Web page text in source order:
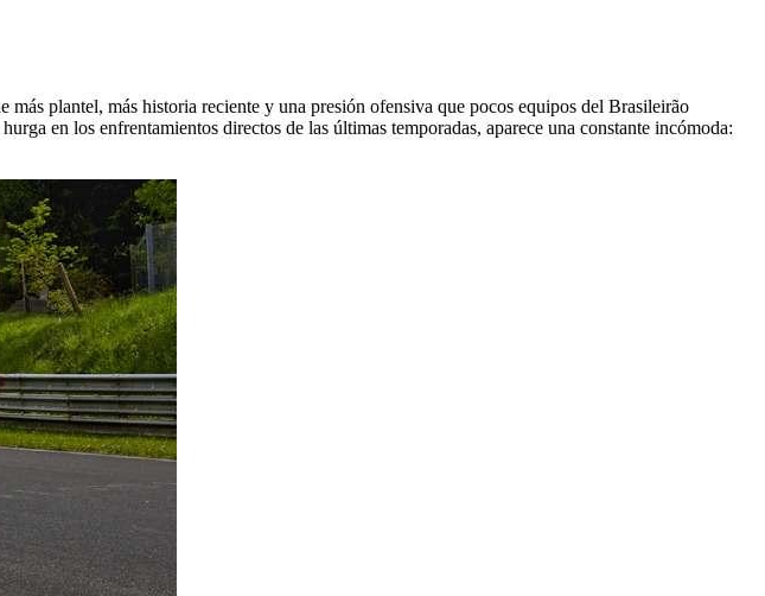
plantel, más historia reciente y una presión ofensiva que pocos equipos del Brasileirão
en los enfrentamientos directos de las últimas temporadas, aparece una constante incómoda: